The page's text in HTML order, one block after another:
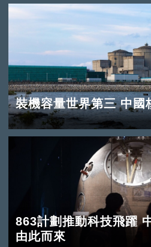
裝機容量世界第三 中國
863計劃推動科技飛躍
由此而來